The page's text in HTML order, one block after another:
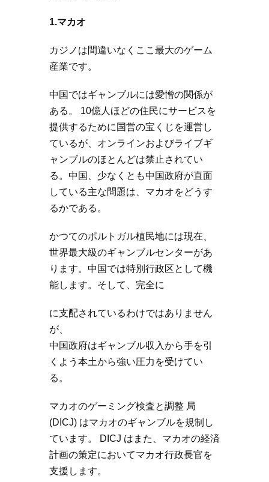
1.マカオ
カジノは間違いなくここ最大のゲーム
産業です。
中国ではギャンブルには愛憎の関係が
ある。 10億人ほどの住民にサービスを
提供するために国営の宝くじを運営し
ているが、オンラインおよびライブギ
ャンブルのほとんどは禁止されてい
る。中国、少なくとも中国政府が直面
している主な問題は、マカオをどうす
るかである。
かつてのポルトガル植民地には現在、
世界最大級のギャンブルセンターがあ
ります。中国では特別行政区として機
能します。そして、完全に
に支配されているわけではありません
が、
中国政府はギャンブル収入から手を引
くよう本土から強い圧力を受けてい
る。
マカオのゲーミング検査と調整 局
(DICJ) はマカオのギャンブルを規制し
ています。 DICJ はまた、マカオの経済
計画の策定においてマカオ行政長官を
支援します。